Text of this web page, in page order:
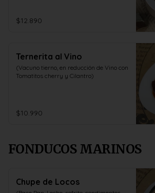
$12.890
Ternerita al Vino
(Vacuno tierno, en reducción de Vino con
Tomatitos cherry y Cilantro)
$10.990
FONDUCOS MARINOS
Chupe de Locos